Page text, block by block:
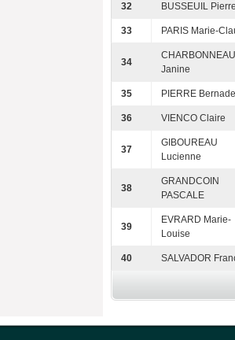
32 BUSSEUIL
33 PARIS Marie-
34
CHARBONNEAU
Janine
35 PIERRE
36 VIENCO Claire
37
GIBOUREAU
Lucienne
38
GRANDCOIN
PASCALE
39
EVRARD Marie-
Louise
40 SALVADOR